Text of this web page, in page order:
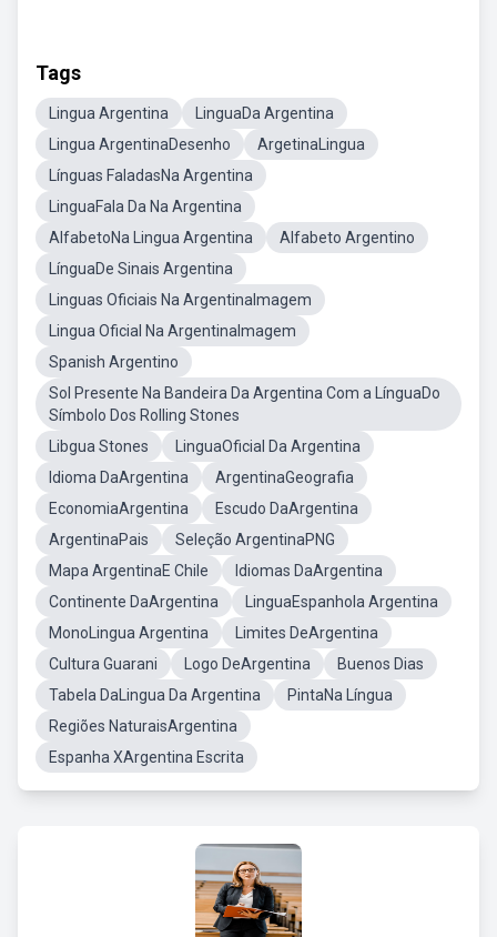
Tags
Lingua Argentina
LinguaDa Argentina
Lingua ArgentinaDesenho
ArgetinaLingua
Línguas FaladasNa Argentina
LinguaFala Da Na Argentina
AlfabetoNa Lingua Argentina
Alfabeto Argentino
LínguaDe Sinais Argentina
Linguas Oficiais Na ArgentinaImagem
Lingua Oficial Na ArgentinaImagem
Spanish Argentino
Sol Presente Na Bandeira Da Argentina Com a LínguaDo
Símbolo Dos Rolling Stones
Libgua Stones
LinguaOficial Da Argentina
Idioma DaArgentina
ArgentinaGeografia
EconomiaArgentina
Escudo DaArgentina
ArgentinaPais
Seleção ArgentinaPNG
Mapa ArgentinaE Chile
Idiomas DaArgentina
Continente DaArgentina
LinguaEspanhola Argentina
MonoLingua Argentina
Limites DeArgentina
Cultura Guarani
Logo DeArgentina
Buenos Dias
Tabela DaLingua Da Argentina
PintaNa Língua
Regiões NaturaisArgentina
Espanha XArgentina Escrita